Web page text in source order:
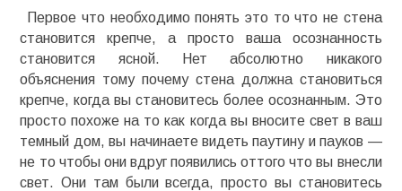
Первое что необходимо понять это то что не стена
становится крепче, а просто ваша осознанность
становится ясной. Нет абсолютно никакого
объяснения тому почему стена должна становиться
крепче, когда вы становитесь более осознанным. Это
просто похоже на то как когда вы вносите свет в ваш
темный дом, вы начинаете видеть паутину и пауков —
не то чтобы они вдруг появились оттого что вы внесли
свет. Они там были всегда, просто вы становитесь